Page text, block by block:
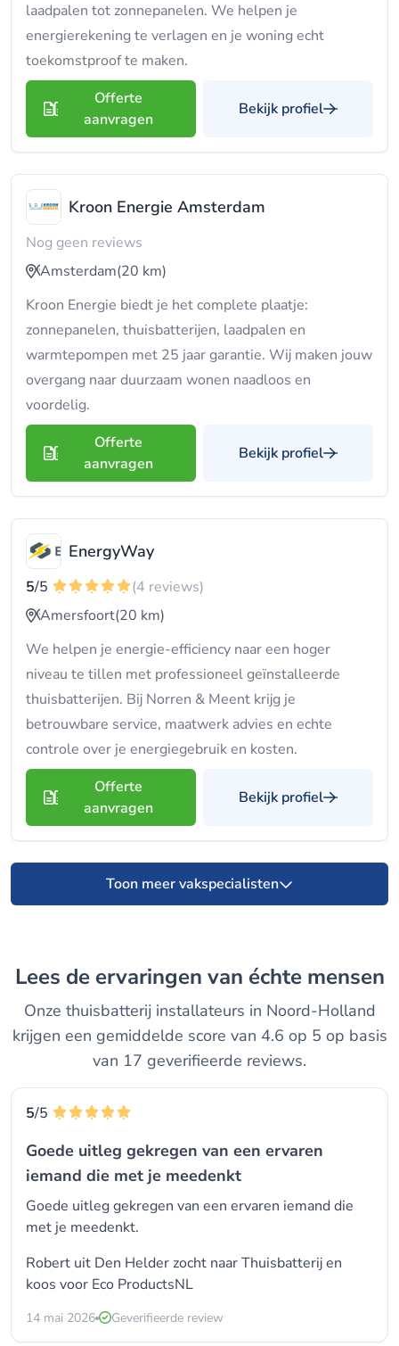
laadpalen tot zonnepanelen. We helpen je
energierekening te verlagen en je woning echt
toekomstproof te maken.
Offerte
aanvragen
Bekijk profiel
Kroon Energie Amsterdam
Nog geen reviews
Amsterdam(20 km)
Kroon Energie biedt je het complete plaatje:
zonnepanelen, thuisbatterijen, laadpalen en
warmtepompen met 25 jaar garantie. Wij maken jouw
overgang naar duurzaam wonen naadloos en
voordelig.
Offerte
aanvragen
Bekijk profiel
EnergyWay
5/5
(4 reviews)
Amersfoort(20 km)
We helpen je energie-efficiency naar een hoger
niveau te tillen met professioneel geïnstalleerde
thuisbatterijen. Bij Norren & Meent krijg je
betrouwbare service, maatwerk advies en echte
controle over je energiegebruik en kosten.
Offerte
aanvragen
Bekijk profiel
Toon meer vakspecialisten
Lees de ervaringen van échte mensen
Onze thuisbatterij installateurs in Noord-Holland
krijgen een gemiddelde score van 4.6 op 5 op basis
van 17 geverifieerde reviews.
5/5
Goede uitleg gekregen van een ervaren
iemand die met je meedenkt
Goede uitleg gekregen van een ervaren iemand die
met je meedenkt.
Robert uit Den Helder zocht naar Thuisbatterij en
koos voor Eco ProductsNL
14 mai 2026 Geverifieerde review